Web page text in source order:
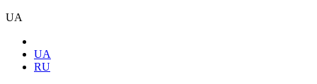
UA
UA
RU